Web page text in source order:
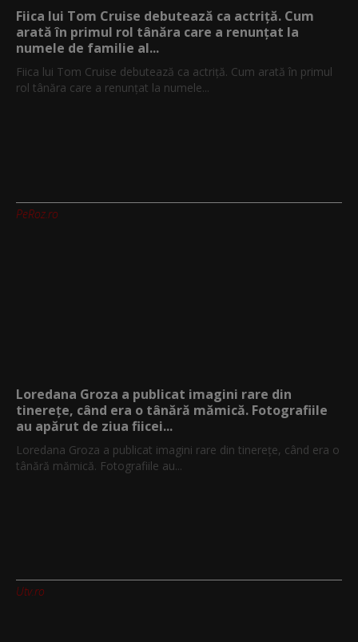
Fiica lui Tom Cruise debutează ca actriță. Cum
arată în primul rol tânăra care a renunțat la
numele de familie al...
Fiica lui Tom Cruise debutează ca actriță. Cum arată în primul
rol tânăra care a renunțat la numele...
PeRoz.ro
Loredana Groza a publicat imagini rare din
tinerețe, când era o tânără mămică. Fotografiile
au apărut de ziua fiicei...
Loredana Groza a publicat imagini rare din tinerețe, când era o
tânără mămică. Fotografiile au...
Utv.ro